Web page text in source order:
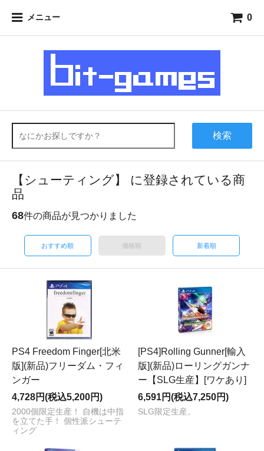
メニュー 0
検索
【シューティング】 に登録されている商
品
68件の商品が見つかりました
おすすめ順 価格順 新着順
PS4 Freedom Finger[北米
版](新品)フリーダム・フィ
ンガー
4,728円(税込5,200円)
2000個限定生産！ 自機は中指
を立てた手！ 個性派シューテ
ィング
[PS4]Rolling Gunner[輸入
版](新品)ローリングガンナ
ー【SLG生産】[ワケあり]
6,591円(税込7,250円)
SLG限定生産。